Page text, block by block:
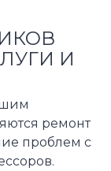
И
ремонт
проблем с